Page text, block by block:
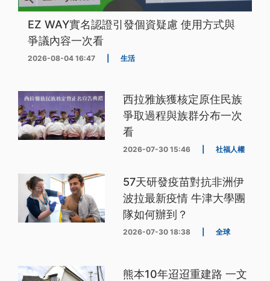
EZ WAY實名認證引發個資疑慮 使用方式與
爭議內容一次看
2026-08-04 16:47 生活
西拉雅族獲核定原住民族
爭取過程與族群分布一次
看
2026-07-30 15:46 社福人權
57天研發疫苗對抗非洲伊
波拉最新疫情 牛津大學團
隊如何辦到？
2026-07-30 18:38 全球
熊本10年迢迢重建路 一文